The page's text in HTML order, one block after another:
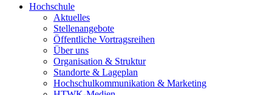
Hochschule
Aktuelles
Stellenangebote
Öffentliche Vortragsreihen
Über uns
Organisation & Struktur
Standorte & Lageplan
Hochschulkommunikation & Marketing